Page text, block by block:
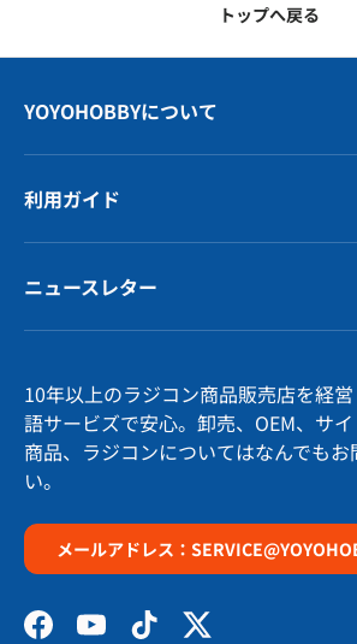
トップへ戻る
YOYOHOBBYについて
利用ガイド
ニュースレター
10年以上のラジコン商品販売店を経
語サービズで安心。卸売、OEM、サ
商品、ラジコンについてはなんでも
い。
メールアドレス：
FacebookYouTubeTikTokTwitter